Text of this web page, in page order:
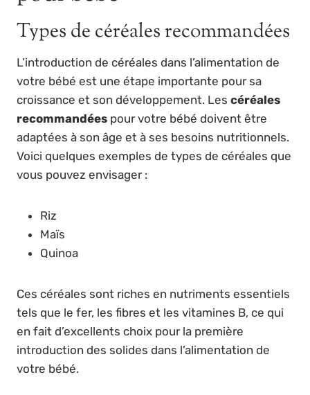
Types de céréales recommandées
L’introduction de céréales dans l’alimentation de
votre bébé est une étape importante pour sa
croissance et son développement. Les céréales
recommandées pour votre bébé doivent être
adaptées à son âge et à ses besoins nutritionnels.
Voici quelques exemples de types de céréales que
vous pouvez envisager :
Riz
Maïs
Quinoa
Ces céréales sont riches en nutriments essentiels
tels que le fer, les fibres et les vitamines B, ce qui
en fait d’excellents choix pour la première
introduction des solides dans l’alimentation de
votre bébé.